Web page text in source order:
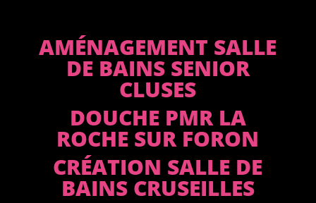
AMÉNAGEMENT SALLE
DE BAINS SENIOR
CLUSES
DOUCHE PMR LA
ROCHE SUR FORON
CRÉATION SALLE DE
BAINS CRUSEILLES